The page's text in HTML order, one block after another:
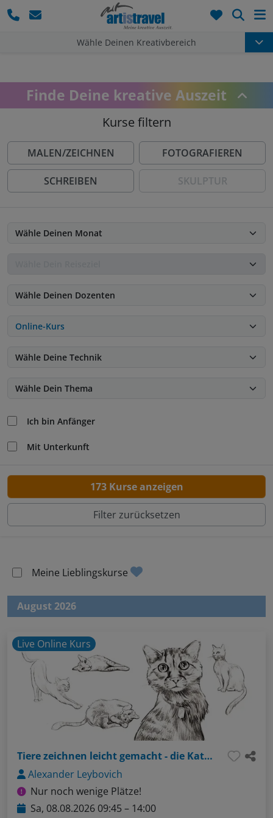
Wähle Deinen Kreativbereich
Finde Deine kreative Auszeit
Kurse filtern
MALEN/ZEICHNEN FOTOGRAFIEREN
SCHREIBEN SKULPTUR
Ich bin Anfänger
Mit Unterkunft
173 Kurse anzeigen
Filter zurücksetzen
Meine Lieblingskurse
August 2026
Live Online Kurs
Tiere zeichnen leicht gemacht - die Katze
Alexander Leybovich
Nur noch wenige Plätze!
Sa, 08.08.2026 09:45 – 14:00